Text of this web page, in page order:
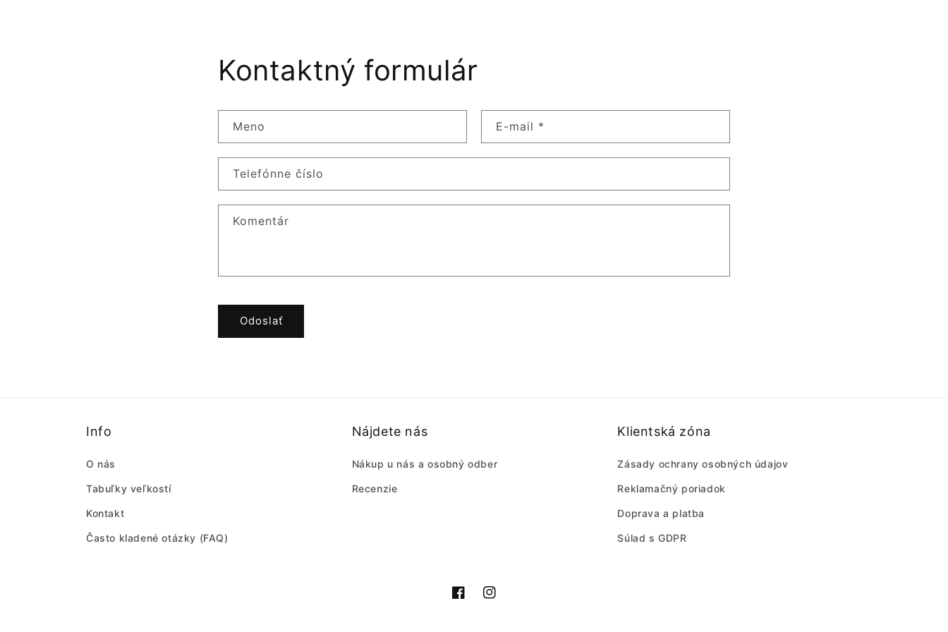
Kontaktný formulár
Meno E-mail *
Telefónne číslo
Komentár
Odoslať
Info
O nás
Tabuľky veľkostí
Kontakt
Často kladené otázky (FAQ)
Nájdete nás
Nákup u nás a osobný odber
Recenzie
Klientská zóna
Zásady ochrany osobných údajov
Reklamačný poriadok
Doprava a platba
Súlad s GDPR
FacebookInstagram